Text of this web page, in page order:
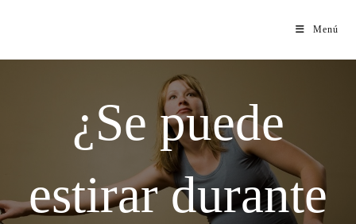
Menú
¿Se puede
estirar durante